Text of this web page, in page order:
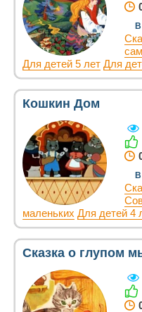
Для детей 5 лет Для
Кошкин Дом
маленьких Для детей 4
Сказка о глупом